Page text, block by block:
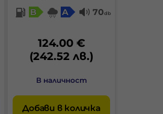
B
A 70db
124.00 €
(242.52 лв.)
В наличност
Добави в количка